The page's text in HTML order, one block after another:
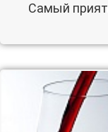
Самый